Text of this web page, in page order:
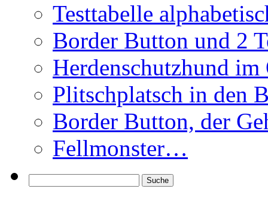
Testtabelle
Border Button und 2
Herdenschutzhund im
Plitschplatsch in den
Border Button, der
Fellmonster…